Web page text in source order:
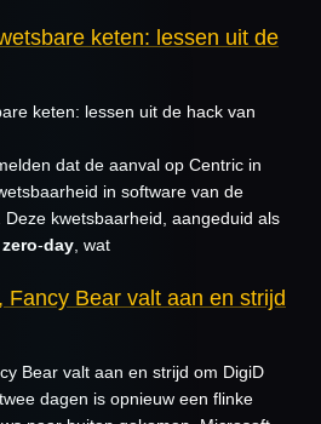
keten: lessen uit de
keten: lessen uit de hack van
dat de aanval op Centric in
in software van de
kwetsbaarheid, aangeduid als
zero-day , wat
Fancy Bear valt aan en strijd
Bear valt aan en strijd om DigiD
dagen is opnieuw een flinke